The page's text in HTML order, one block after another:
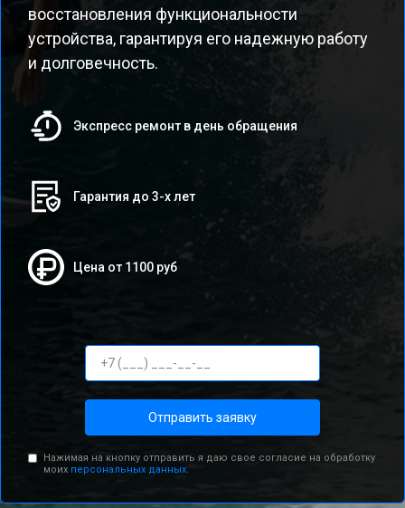
восстановления функциональности
устройства, гарантируя его надежную работу
и долговечность.
Экспресс ремонт в день обращения
Гарантия до 3-х лет
Цена от 1100 руб
Отправить заявку
Нажимая на кнопку отправить я даю свое согласие на обработку
моих персональных данных.